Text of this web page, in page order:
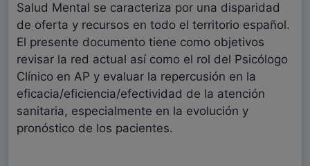
Salud Mental se caracteriza por una disparidad
de oferta y recursos en todo el territorio español.
El presente documento tiene como objetivos
revisar la red actual así como el rol del Psicólogo
Clínico en AP y evaluar la repercusión en la
eficacia/eficiencia/efectividad de la atención
sanitaria, especialmente en la evolución y
pronóstico de los pacientes.